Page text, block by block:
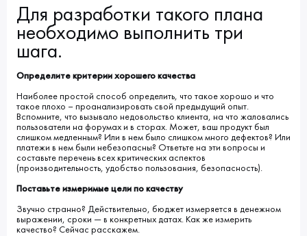
Для разработки такого плана
необходимо выполнить три
шага.
Определите критерии хорошего качества
Наиболее простой способ определить, что такое хорошо и что
такое плохо – проанализировать свой предыдущий опыт.
Вспомните, что вызывало недовольство клиента, на что жаловались
пользователи на форумах и в сторах. Может, ваш продукт был
слишком медленным? Или в нем было слишком много дефектов? Или
платежи в нем были небезопасны? Ответьте на эти вопросы и
составьте перечень всех критических аспектов
(производительность, удобство пользования, безопасность).
Поставьте измеримые цели по качеству
Звучно странно? Действительно, бюджет измеряется в денежном
выражении, сроки — в конкретных датах. Как же измерить
качество? Сейчас расскажем.